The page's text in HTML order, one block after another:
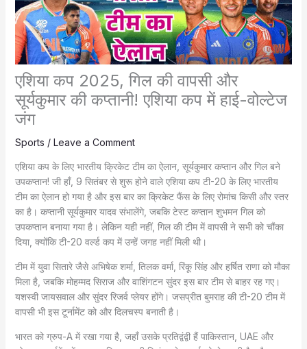
एशिया कप 2025, गिल की वापसी और
सूर्यकुमार की कप्तानी! एशिया कप में हाई-वोल्टेज
जंग
Sports / Leave a Comment
एशिया कप के लिए भारतीय क्रिकेट टीम का ऐलान, सूर्यकुमार कप्तान और गिल बने
उपकप्तान! जी हाँ, 9 सितंबर से शुरू होने वाले एशिया कप टी-20 के लिए भारतीय
टीम का ऐलान हो गया है और इस बार का क्रिकेट फैंस के लिए रोमांच किसी और स्तर
का है। कप्तानी सूर्यकुमार यादव संभालेंगे, जबकि टेस्ट कप्तान शुभमन गिल को
उपकप्तान बनाया गया है। लेकिन यही नहीं, गिल की टीम में वापसी ने सभी को चौंका
दिया, क्योंकि टी-20 वर्ल्ड कप में उन्हें जगह नहीं मिली थी।
टीम में युवा सितारे जैसे अभिषेक शर्मा, तिलक वर्मा, रिंकू सिंह और हर्षित राणा को मौका
मिला है, जबकि मोहम्मद सिराज और वाशिंगटन सुंदर इस बार टीम से बाहर रह गए।
यशस्वी जायसवाल और सुंदर रिजर्व प्लेयर होंगे। जसप्रीत बुमराह की टी-20 टीम में
वापसी भी इस टूर्नामेंट को और दिलचस्प बनाती है।
भारत को ग्रुप-A में रखा गया है, जहाँ उसके प्रतिद्वंद्वी हैं पाकिस्तान, UAE और